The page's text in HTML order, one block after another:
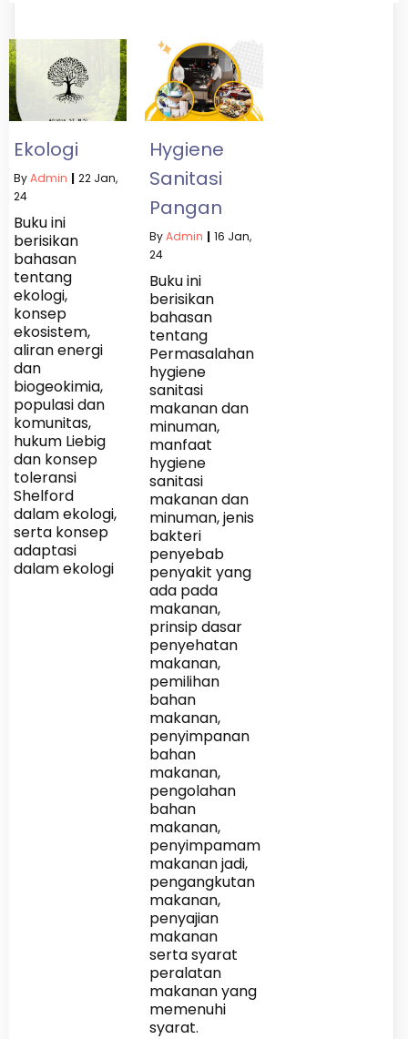
Ekologi
ByAdmin | 22 Jan,
24
Buku ini
berisikan
bahasan
tentang
ekologi,
konsep
ekosistem,
aliran energi
dan
biogeokimia,
populasi dan
komunitas,
hukum Liebig
dan konsep
toleransi
Shelford
dalam ekologi,
serta konsep
adaptasi
dalam ekologi
Hygiene
Sanitasi
Pangan
ByAdmin | 16 Jan,
24
Buku ini
berisikan
bahasan
tentang
Permasalahan
hygiene
sanitasi
makanan dan
minuman,
manfaat
hygiene
sanitasi
makanan dan
minuman, jenis
bakteri
penyebab
penyakit yang
ada pada
makanan,
prinsip dasar
penyehatan
makanan,
pemilihan
bahan
makanan,
penyimpanan
bahan
makanan,
pengolahan
bahan
makanan,
penyimpamam
makanan jadi,
pengangkutan
makanan,
penyajian
makanan
serta syarat
peralatan
makanan yang
memenuhi
syarat.